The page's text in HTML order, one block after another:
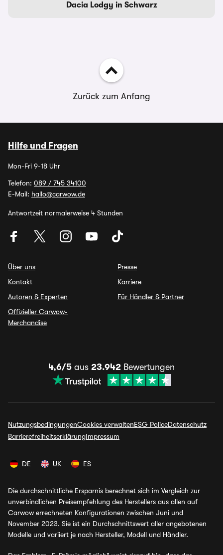
Dacia Lodgy in Schwarz
Zurück zum Anfang
Hilfe und Fragen
Mon-Fri 9-18 Uhr
Telefon: 089 / 745 34100
E-Mail: hallo@carwow.de
Antwortzeit normalerweise 4 Stunden
Über uns
Kontakt
Autoren & Experten
Offizieller Carwow-
Merchandise
Presse
Karriere
Für Händler & Partner
4,6/5 aus 23.942 Bewertungen
NutzungsbedingungenCookies verwaltenESG PoliceDatenschutz
BarrierefreiheitserklärungImpressum
DE UK ES
Die durchschnittliche Ersparnis berechnet sich im Vergleich zur
unverbindlichen Preisempfehlung des Herstellers aus allen auf
Carwow errechneten Konfigurationen zwischen Juni und
November 2023. Sie ist ein Durchschnittswert aller angebotenen
Modelle und variiert je nach Hersteller, Modell und Händler.